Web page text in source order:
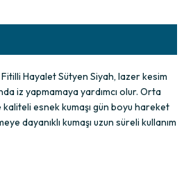
Hayalet Sütyen Siyah, lazer kesim
iz yapmamaya yardımcı olur. Orta
esnek kumaşı gün boyu hareket
dayanıklı kumaşı uzun süreli kullanım